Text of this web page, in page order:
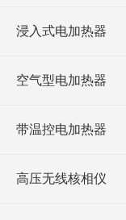
浸入式电加热器
空气型电加热器
带温控电加热器
高压无线核相仪